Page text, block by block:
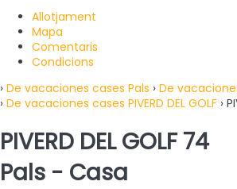
Allotjament
Mapa
Comentaris
Condicions
› De vacaciones cases Pals › De
› De vacaciones cases PIVERD DEL GOLF ›
PIVERD DEL GOLF 74
Pals - Casa